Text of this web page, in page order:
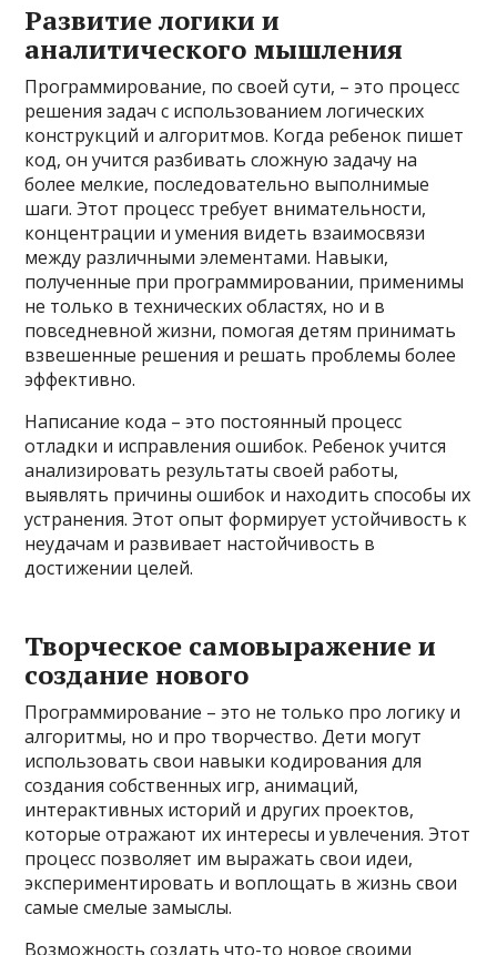
Развитие логики и
аналитического мышления
Программирование, по своей сути, – это процесс
решения задач с использованием логических
конструкций и алгоритмов. Когда ребенок пишет
код, он учится разбивать сложную задачу на
более мелкие, последовательно выполнимые
шаги. Этот процесс требует внимательности,
концентрации и умения видеть взаимосвязи
между различными элементами. Навыки,
полученные при программировании, применимы
не только в технических областях, но и в
повседневной жизни, помогая детям принимать
взвешенные решения и решать проблемы более
эффективно.
Написание кода – это постоянный процесс
отладки и исправления ошибок. Ребенок учится
анализировать результаты своей работы,
выявлять причины ошибок и находить способы их
устранения. Этот опыт формирует устойчивость к
неудачам и развивает настойчивость в
достижении целей.
Творческое самовыражение и
создание нового
Программирование – это не только про логику и
алгоритмы, но и про творчество. Дети могут
использовать свои навыки кодирования для
создания собственных игр, анимаций,
интерактивных историй и других проектов,
которые отражают их интересы и увлечения. Этот
процесс позволяет им выражать свои идеи,
экспериментировать и воплощать в жизнь свои
самые смелые замыслы.
Возможность создать что-то новое своими